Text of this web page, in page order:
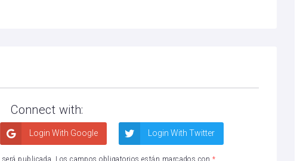
Connect with:
Login With Google Login With Twitter
publicada. Los campos obligatorios están marcados con *